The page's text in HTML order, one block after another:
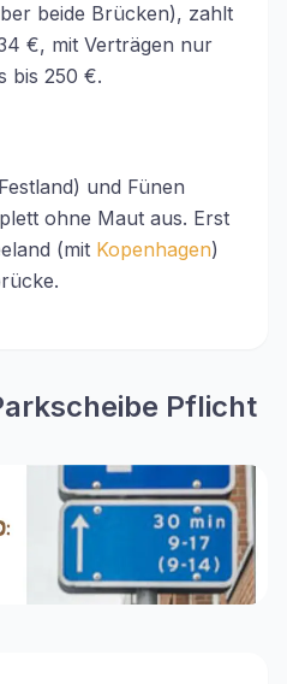
beide Brücken), zahlt
€, mit Verträgen nur
bis 250 €.
und Fünen
ohne Maut aus. Erst
(mit Kopenhagen)
Pflicht